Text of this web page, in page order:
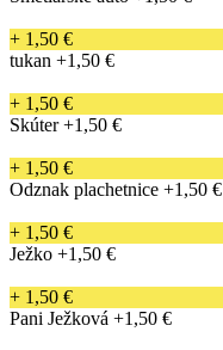
+ 1,50 €
tukan +1,50 €
+ 1,50 €
Skúter +1,50 €
+ 1,50 €
Odznak plachetnice +1,50 €
+ 1,50 €
Ježko +1,50 €
+ 1,50 €
Pani Ježková +1,50 €